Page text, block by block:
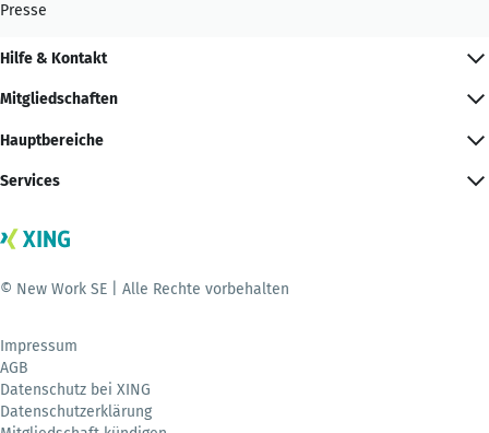
Presse
Hilfe & Kontakt
Mitgliedschaften
Hauptbereiche
Services
© New Work SE | Alle Rechte vorbehalten
Impressum
AGB
Datenschutz bei XING
Datenschutzerklärung